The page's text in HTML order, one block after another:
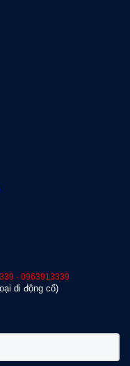
- 0963913339
di động cổ)